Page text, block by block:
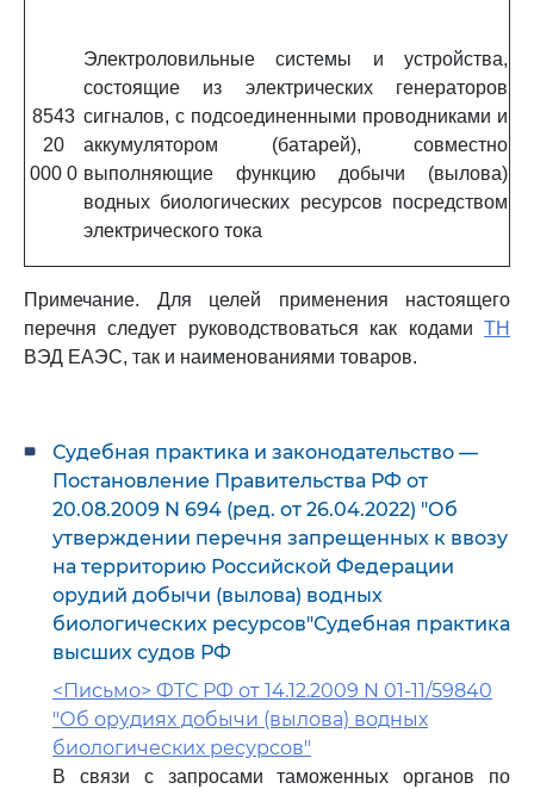
8543
20
000 0
Электроловильные системы и устройства,
состоящие из электрических генераторов
сигналов, с подсоединенными проводниками и
аккумулятором (батарей), совместно
выполняющие функцию добычи (вылова)
водных биологических ресурсов посредством
электрического тока
Примечание. Для целей применения настоящего
перечня следует руководствоваться как кодами ТН
ВЭД ЕАЭС, так и наименованиями товаров.
Судебная практика и законодательство —
Постановление Правительства РФ от
20.08.2009 N 694 (ред. от 26.04.2022) "Об
утверждении перечня запрещенных к ввозу
на территорию Российской Федерации
орудий добычи (вылова) водных
биологических ресурсов"Судебная практика
высших судов РФ
<Письмо> ФТС РФ от 14.12.2009 N 01-11/59840
"Об орудиях добычи (вылова) водных
биологических ресурсов"
В связи с запросами таможенных органов по